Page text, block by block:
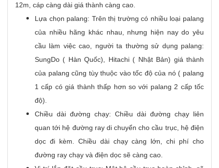
12m, cáp càng dài giá thành càng cao.
Lựa chọn palang: Trên thị trường có nhiều loại palang
của nhiều hãng khác nhau, nhưng hiện nay do yêu
cầu làm việc cao, người ta thường sử dụng palang:
SungDo ( Hàn Quốc), Hitachi ( Nhật Bản) giá thành
của palang cũng tùy thuộc vào tốc độ của nó ( palang
1 cấp có giá thành thấp hơn so với palang 2 cấp tốc
độ).
Chiều dài đường chạy: Chiều dài đường chạy liên
quan tới hệ đường ray di chuyển cho cầu trục, hệ điện
dọc đi kèm. Chiều dài chạy càng lớn, chi phí cho
đường ray chạy và điện dọc sẽ càng cao.